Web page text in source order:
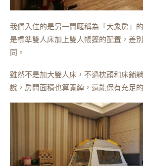
我們入住的是另一間暱稱為「大象房」
是標準雙人床加上雙人帳篷的配置，差
同。
雖然不是加大雙人床，不過枕頭和床鋪
說，房間面積也算寬綽，還能保有充足